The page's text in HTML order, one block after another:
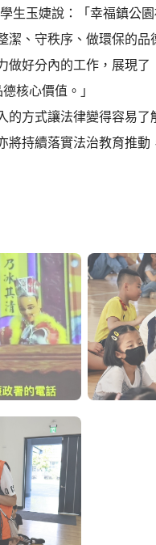
生玉婕說：「幸福鎮公
、守秩序、做環保的
好分內的工作，展現
核心價值。」
方式讓法律變得容易
持續落實法治教育推動